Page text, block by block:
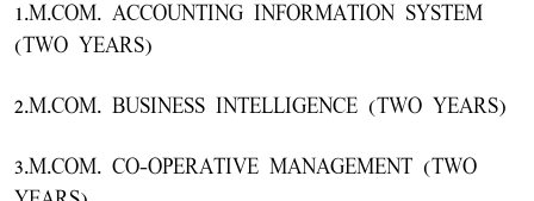
1.M.COM. ACCOUNTING INFORMATION SYSTEM
(TWO YEARS)
2.M.COM. BUSINESS INTELLIGENCE (TWO YEARS)
3.M.COM. CO-OPERATIVE MANAGEMENT (TWO